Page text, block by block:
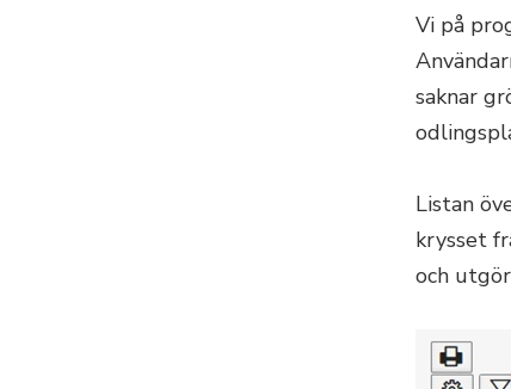
Vi på
saknar
Listan
krysset
och